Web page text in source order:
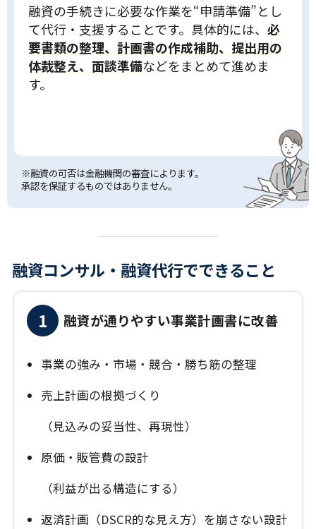
融資の手続きに必要な作業を“申請準備”とし
て代行・支援することです。具体的には、 必
要書類の整理、計画書の作成補助、提出用の
体裁整え、面談準備などをまとめて進めま
す。
※融資の可否は金融機関の審査によります。
承認を保証するものではありません。
融資コンサル・融資代行でできること
1 融資が通りやすい事業計画書に改善
事業の強み・市場・競合・勝ち筋の整理
売上計画の根拠づくり
（見込みの妥当性、再現性）
原価・販管費の設計
（利益が出る構造にする）
返済計画（DSCR的な見え方）を崩さない設計